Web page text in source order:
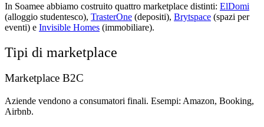
In Soamee abbiamo costruito quattro marketplace distinti: ElDomi
(alloggio studentesco), TrasterOne (depositi), Brytspace (spazi per
eventi) e Invisible Homes (immobiliare).
Tipi di marketplace
Marketplace B2C
Aziende vendono a consumatori finali. Esempi: Amazon, Booking,
Airbnb.